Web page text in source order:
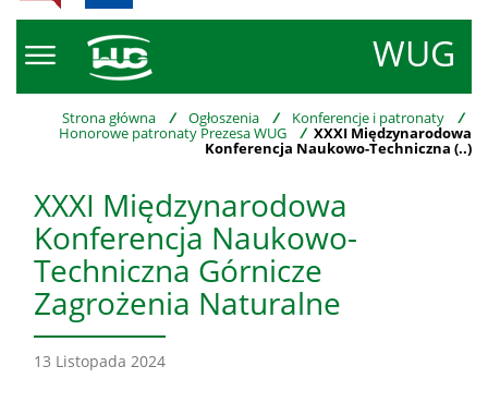
WUG
Strona główna / Ogłoszenia / Konferencje i patronaty /
Honorowe patronaty Prezesa WUG / XXXI Międzynarodowa
Konferencja Naukowo-Techniczna (..)
XXXI Międzynarodowa
Konferencja Naukowo-
Techniczna Górnicze
Zagrożenia Naturalne
13 Listopada 2024